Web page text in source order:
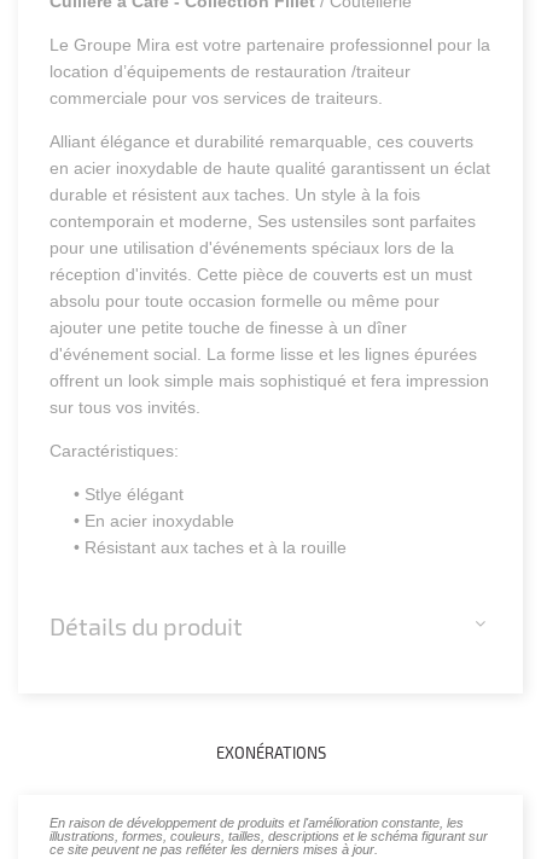
Le Groupe Mira est votre partenaire professionnel pour la
location d’équipements de restauration /traiteur
commerciale pour vos services de traiteurs.
Alliant élégance et durabilité remarquable, ces couverts
en acier inoxydable de haute qualité garantissent un éclat
durable et résistent aux taches. Un style à la fois
contemporain et moderne, Ses ustensiles sont parfaites
pour une utilisation d'événements spéciaux lors de la
réception d'invités. Cette pièce de couverts est un must
absolu pour toute occasion formelle ou même pour
ajouter une petite touche de finesse à un dîner
d'événement social. La forme lisse et les lignes épurées
offrent un look simple mais sophistiqué et fera impression
sur tous vos invités.
Caractéristiques:
• Stlye élégant
• En acier inoxydable
• Résistant aux taches et à la rouille
Détails du produit
EXONÉRATIONS
En raison de développement de produits et l'amélioration constante, les
illustrations, formes, couleurs, tailles, descriptions et le schéma figurant sur
ce site peuvent ne pas refléter les derniers mises à jour.